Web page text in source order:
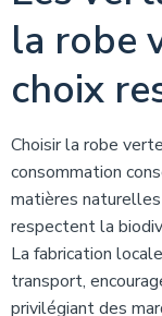
la robe
choix
Choisir la robe
consommation
matières
respectent la
La fabrication
transport,
privilégiant des